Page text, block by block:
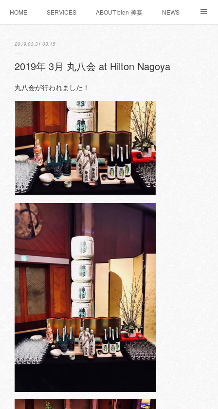
HOME SERVICES ABOUT bien-美宴 NEWS
2019.03.31 03:15
2019年 3月 丸八会 at Hilton Nagoya
丸八会が行われました！